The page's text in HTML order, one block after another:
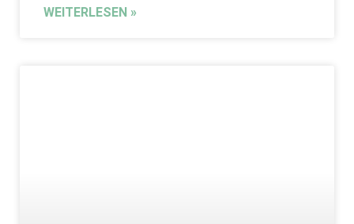
WEITERLESEN »